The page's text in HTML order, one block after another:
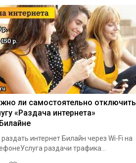
ли самостоятельно отключить
«Раздача интернета»
раздать интернет Билайн через Wi-Fi на
раздачи трафика...